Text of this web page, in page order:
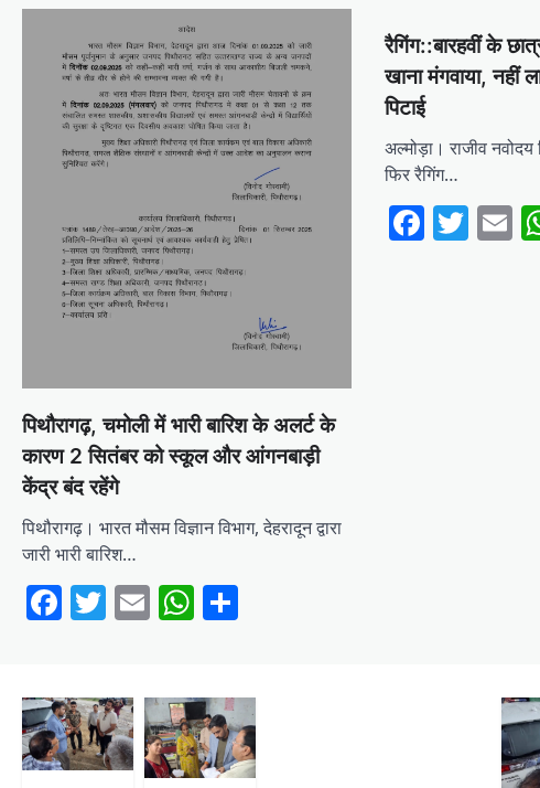
पिथौरागढ़, चमोली में भारी बारिश के अलर्ट के
कारण 2 सितंबर को स्कूल और आंगनबाड़ी
केंद्र बंद रहेंगे
पिथौरागढ़। भारत मौसम विज्ञान विभाग, देहरादून द्वारा
जारी भारी बारिश…
Facebook
Twitter
EmailWhatsApp
रैगिंग::बारहवीं के
खाना मंगवाया, नहीं
पिटाई
अल्मोड़ा‌। राजीव नवोदय
फिर रैगिंग…